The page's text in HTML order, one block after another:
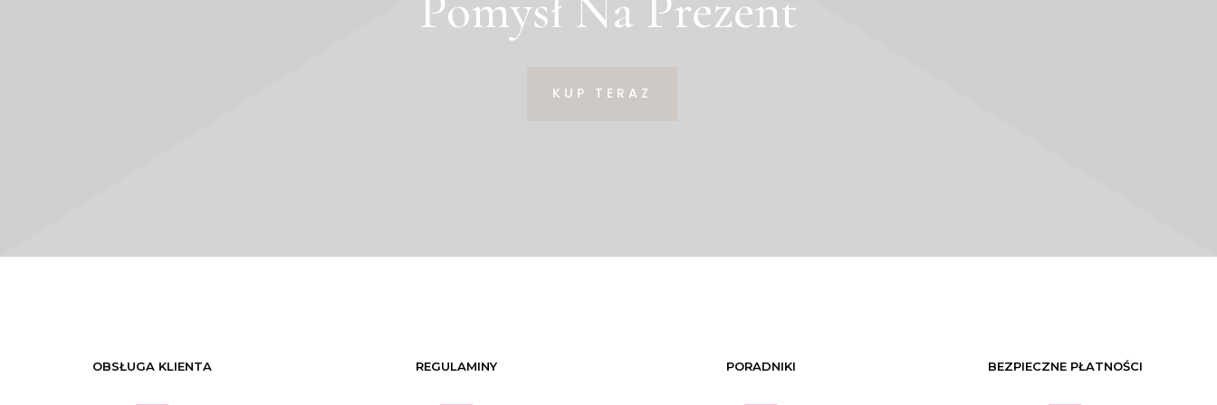
KUP TERAZ
OBSŁUGA KLIENTA REGULAMINY PORADNIKI BEZPIECZNE PŁATNOŚCI